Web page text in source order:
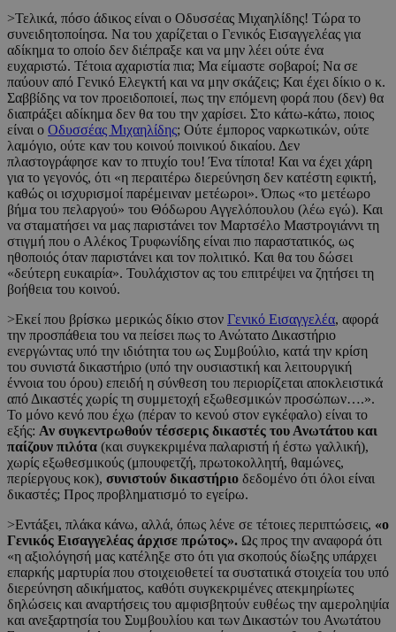
>Τελικά, πόσο άδικος είναι ο Οδυσσέας Μιχαηλίδης! Τώρα το
συνειδητοποίησα. Να του χαρίζεται ο Γενικός Εισαγγελέας για
αδίκημα το οποίο δεν διέπραξε και να μην λέει ούτε ένα
ευχαριστώ. Τέτοια αχαριστία πια; Μα είμαστε σοβαροί; Να σε
παύουν από Γενικό Ελεγκτή και να μην σκάζεις; Και έχει δίκιο ο κ.
Σαββίδης να τον προειδοποιεί, πως την επόμενη φορά που (δεν) θα
διαπράξει αδίκημα δεν θα του την χαρίσει. Στο κάτω-κάτω, ποιος
είναι ο Οδυσσέας Μιχαηλίδης; Ούτε έμπορος ναρκωτικών, ούτε
λαμόγιο, ούτε καν του κοινού ποινικού δικαίου. Δεν
πλαστογράφησε καν το πτυχίο του! Ένα τίποτα! Και να έχει χάρη
για το γεγονός, ότι «η περαιτέρω διερεύνηση δεν κατέστη εφικτή,
καθώς οι ισχυρισμοί παρέμειναν μετέωροι». Όπως «το μετέωρο
βήμα του πελαργού» του Θόδωρου Αγγελόπουλου (λέω εγώ). Και
να σταματήσει να μας παριστάνει τον Μαρτσέλο Μαστρογιάννι τη
στιγμή που ο Αλέκος Τρυφωνίδης είναι πιο παραστατικός, ως
ηθοποιός όταν παριστάνει και τον πολιτικό. Και θα του δώσει
«δεύτερη ευκαιρία». Τουλάχιστον ας του επιτρέψει να ζητήσει τη
βοήθεια του κοινού.
>Εκεί που βρίσκω μερικώς δίκιο στον Γενικό Εισαγγελέα, αφορά
την προσπάθεια του να πείσει πως το Ανώτατο Δικαστήριο
ενεργώντας υπό την ιδιότητα του ως Συμβούλιο, κατά την κρίση
του συνιστά δικαστήριο (υπό την ουσιαστική και λειτουργική
έννοια του όρου) επειδή η σύνθεση του περιορίζεται αποκλειστικά
από Δικαστές χωρίς τη συμμετοχή εξωθεσμικών προσώπων….».
Το μόνο κενό που έχω (πέραν το κενού στον εγκέφαλο) είναι το
εξής: Αν συγκεντρωθούν τέσσερις δικαστές του Ανωτάτου και
παίζουν πιλότα (και συγκεκριμένα παλαριστή ή έστω γαλλική),
χωρίς εξωθεσμικούς (μπουφετζή, πρωτοκολλητή, θαμώνες,
περίεργους κοκ), συνιστούν δικαστήριο δεδομένο ότι όλοι είναι
δικαστές; Προς προβληματισμό το εγείρω.
>Εντάξει, πλάκα κάνω, αλλά, όπως λένε σε τέτοιες περιπτώσεις, «ο
Γενικός Εισαγγελέας άρχισε πρώτος». Ως προς την αναφορά ότι
«η αξιολόγησή μας κατέληξε στο ότι για σκοπούς δίωξης υπάρχει
επαρκής μαρτυρία που στοιχειοθετεί τα συστατικά στοιχεία του υπό
διερεύνηση αδικήματος, καθότι συγκεκριμένες ατεκμηρίωτες
δηλώσεις και αναρτήσεις του αμφισβητούν ευθέως την αμεροληψία
και ανεξαρτησία του Συμβουλίου και των Δικαστών του Ανωτάτου